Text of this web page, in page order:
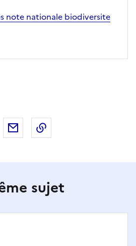
note nationale biodiversite
sur X (anciennement Twitter)
Partager sur LinkedIn
Partager par email
sujet